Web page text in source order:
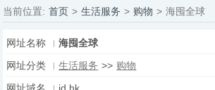
当前位置: 首页 > 生活服务 > 购物 > 海囤全球
网址名称
海囤全球
网址分类
生活服务 >> 购物